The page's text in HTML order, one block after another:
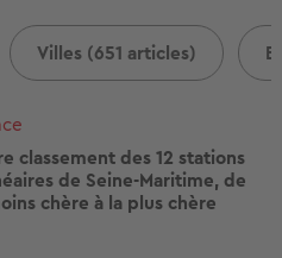
Villes (651 articles)
classement des 12 stations
de Seine-Maritime, de
chère à la plus chère